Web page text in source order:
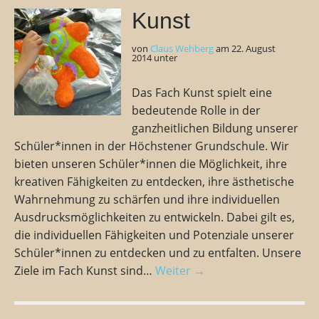
Kunst
von Claus Wehbergam 22. August
2014unter
Das Fach Kunst spielt eine
bedeutende Rolle in der
ganzheitlichen Bildung unserer
Schüler*innen in der Höchstener Grundschule. Wir
bieten unseren Schüler*innen die Möglichkeit, ihre
kreativen Fähigkeiten zu entdecken, ihre ästhetische
Wahrnehmung zu schärfen und ihre individuellen
Ausdrucksmöglichkeiten zu entwickeln. Dabei gilt es,
die individuellen Fähigkeiten und Potenziale unserer
Schüler*innen zu entdecken und zu entfalten. Unsere
Ziele im Fach Kunst sind… Weiter →